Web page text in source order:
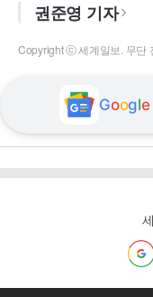
권준영 기자
Copyright ⓒ 세계일보. 무단
Google